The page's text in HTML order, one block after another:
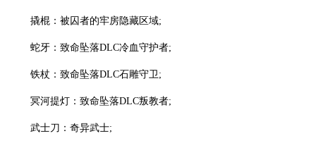
撬棍：被囚者的牢房隐藏区域;
蛇牙：致命坠落DLC冷血守护者;
铁杖：致命坠落DLC石雕守卫;
冥河提灯：致命坠落DLC叛教者;
武士刀：奇异武士;